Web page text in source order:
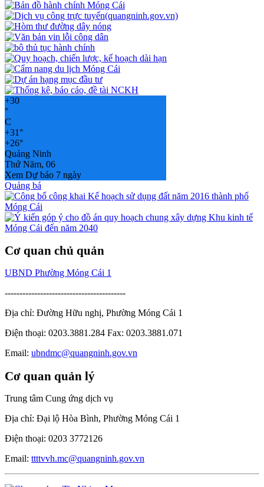
+30
°
C
+31°
+26°
Quảng Ninh
Thứ Năm, 06
Xem Dự báo 7 ngày
Quảng bá
Cơ quan chủ quản
UBND Phường Móng Cái 1
-----------------------------------------
Địa chỉ: Đường Hữu nghị, Phường Móng Cái 1
Điện thoại: 0203.3881.284 Fax: 0203.3881.071
Email: ubndmc@quangninh.gov.vn
Cơ quan quản lý
Trung tâm Cung ứng dịch vụ
Địa chỉ: Đại lộ Hòa Bình, Phường Móng Cái 1
Điện thoại: 0203 3772126
Email: ttttvvh.mc@quangninh.gov.vn